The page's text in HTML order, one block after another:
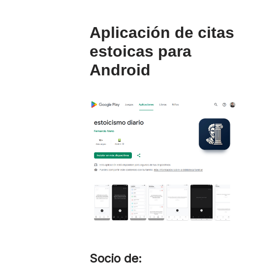
Aplicación de citas
estoicas para
Android
Socio de: